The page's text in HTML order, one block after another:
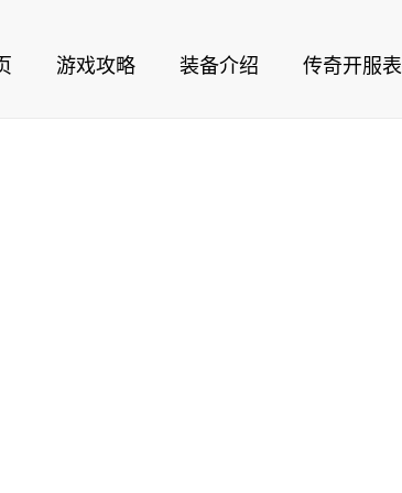
游戏攻略 装备介绍 传奇开服表